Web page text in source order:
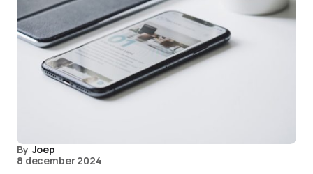
By Joep
8 december 2024